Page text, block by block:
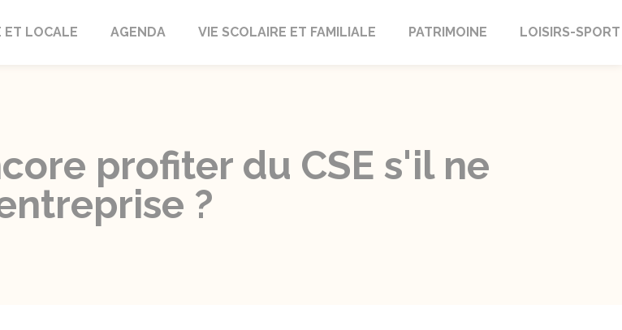
ET LOCALE AGENDA VIE SCOLAIRE ET FAMILIALE PATRIMOINE LOISIRS-SPORT
profiter du CSE s'il ne
?